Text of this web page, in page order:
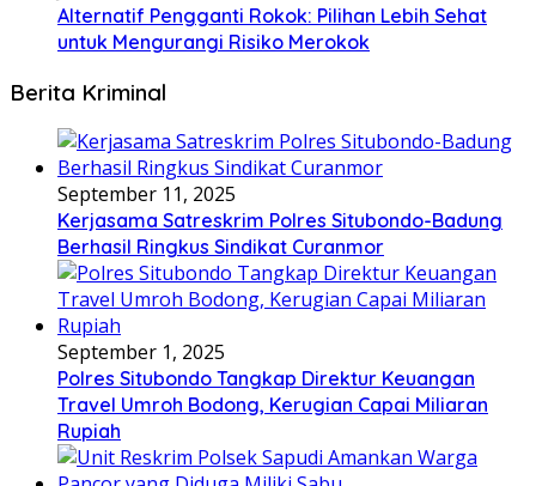
Alternatif Pengganti Rokok: Pilihan Lebih Sehat
untuk Mengurangi Risiko Merokok
Berita Kriminal
September 11, 2025
Kerjasama Satreskrim Polres Situbondo-Badung
Berhasil Ringkus Sindikat Curanmor
September 1, 2025
Polres Situbondo Tangkap Direktur Keuangan
Travel Umroh Bodong, Kerugian Capai Miliaran
Rupiah